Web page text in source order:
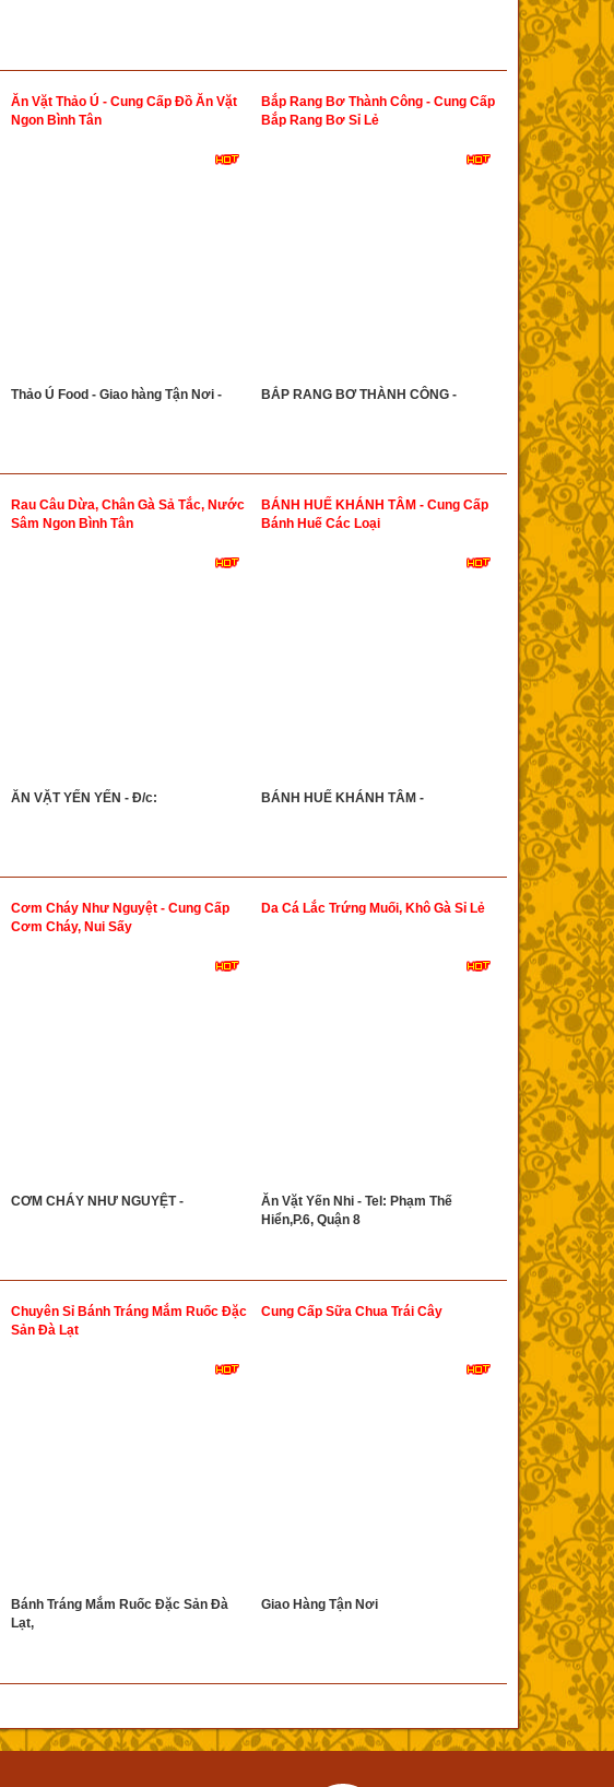
Ăn Vặt Thảo Ú - Cung Cấp Đồ Ăn Vặt
Ngon Bình Tân
Thảo Ú Food - Giao hàng Tận Nơi -
Bắp Rang Bơ Thành Công - Cung Cấp
Bắp Rang Bơ Sỉ Lẻ
BẮP RANG BƠ THÀNH CÔNG -
Rau Câu Dừa, Chân Gà Sả Tắc, Nước
Sâm Ngon Bình Tân
ĂN VẶT YẾN YẾN - Đ/c:
BÁNH HUẾ KHÁNH TÂM - Cung Cấp
Bánh Huế Các Loại
BÁNH HUẾ KHÁNH TÂM -
Cơm Cháy Như Nguyệt - Cung Cấp
Cơm Cháy, Nui Sấy
CƠM CHÁY NHƯ NGUYỆT -
Da Cá Lắc Trứng Muối, Khô Gà Sỉ Lẻ
Ăn Vặt Yến Nhi - Tel: Phạm Thế
Hiển,P.6, Quận 8
Chuyên Sỉ Bánh Tráng Mắm Ruốc Đặc
Sản Đà Lạt
Bánh Tráng Mắm Ruốc Đặc Sản Đà
Lạt,
Cung Cấp Sữa Chua Trái Cây
Giao Hàng Tận Nơi